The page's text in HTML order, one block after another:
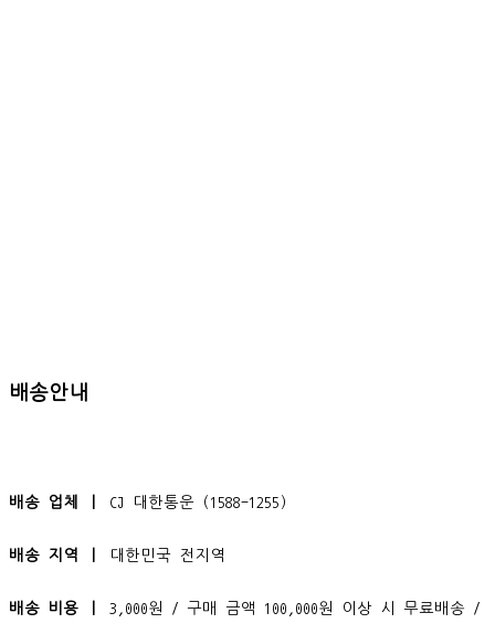
배송안내
배송 업체 ㅣ CJ 대한통운 (1588-1255)
배송 지역 ㅣ 대한민국 전지역
배송 비용 ㅣ 3,000원 / 구매 금액 100,000원 이상 시 무료배송 /